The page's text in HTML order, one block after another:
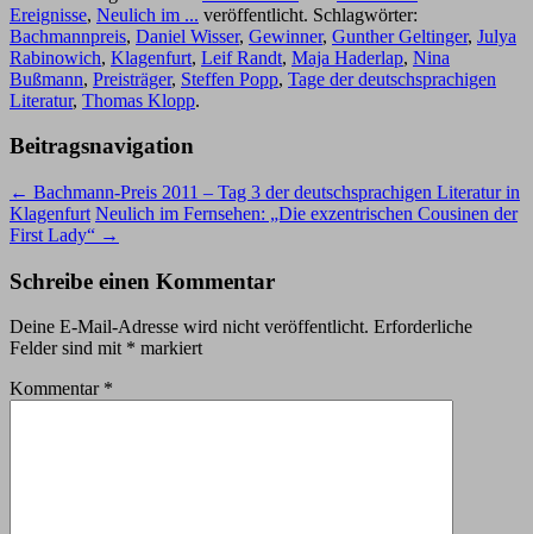
Ereignisse, Neulich im ... veröffentlicht. Schlagwörter:
Bachmannpreis, Daniel Wisser, Gewinner, Gunther Geltinger, Julya
Rabinowich, Klagenfurt, Leif Randt, Maja Haderlap, Nina
Bußmann, Preisträger, Steffen Popp, Tage der deutschsprachigen
Literatur, Thomas Klopp.
Beitragsnavigation
← Bachmann-Preis 2011 – Tag 3 der deutschsprachigen Literatur in
Klagenfurt Neulich im Fernsehen: „Die exzentrischen Cousinen der
First Lady“ →
Schreibe einen Kommentar
Deine E-Mail-Adresse wird nicht veröffentlicht. Erforderliche
Felder sind mit * markiert
Kommentar *